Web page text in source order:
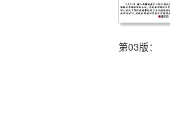
第03版：